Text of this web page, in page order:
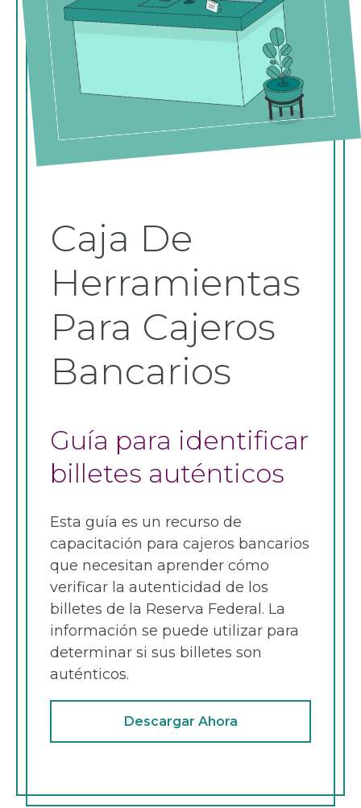
Caja De
Herramientas
Para Cajeros
Bancarios
Guía para identificar
billetes auténticos
Esta guía es un recurso de
capacitación para cajeros bancarios
que necesitan aprender cómo
verificar la autenticidad de los
billetes de la Reserva Federal. La
información se puede utilizar para
determinar si sus billetes son
auténticos.
Descargar Ahora